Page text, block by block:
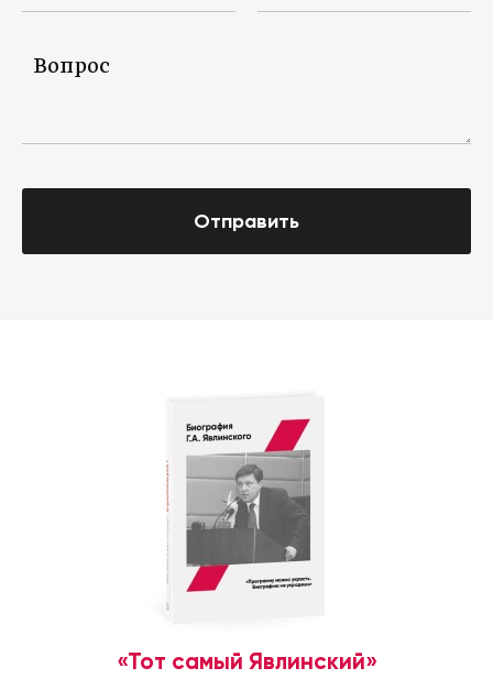
Отправить
«Тот самый Явлинский»